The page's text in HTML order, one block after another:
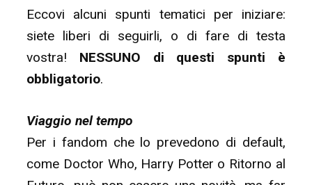
Eccovi alcuni spunti tematici per iniziare:
siete liberi di seguirli, o di fare di testa
vostra! NESSUNO di questi spunti è
obbligatorio.
Viaggio nel tempo
Per i fandom che lo prevedono di default,
come Doctor Who, Harry Potter o Ritorno al